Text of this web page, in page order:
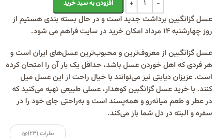
افزودن به سبد خرید
عسل گزانگبین برداشت جدید است و در حال بسته بندی هستیم از
روز چهارشنبه 14 مرداد امکان خرید در سایت فراهم می شود.
عسل گزانگبین از معروف‌ترین و محبوب‌ترین عسل‌های ایران است و
هر فردی که اهل خوردن عسل باشد، حداقل یک بار آن را امتحان کرده
است. عزیزان دیابتی نیز می‌توانند با خیال راحت‌ از این عسل میل
کنند. با خرید عسل گزانگبین کوهدار، عسلی طبیعی تهیه می‌کنید که
در عطر و طعم میانه‌رو و همه‌پسند است و به‌راحتی جای خود را در
سفره و البته در دل شما باز می‌کند.
نظرات (23)